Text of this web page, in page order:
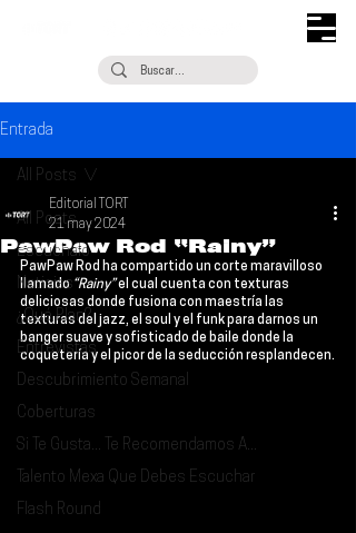
Entrada
All Posts
Escúchalo
Noticias
¿Qué Plan?
Entrevistas
Descubrimiento Semanal
Coberturas
Si Te Gusta... Te Recomendamos A...
Talento Mexa Que Debes Escuchar
Flash Round
All Posts
PawPaw Rod “Rainy”
Editorial TORT
21 may 2024
PawPaw Rod ha compartido un corte maravilloso
llamado “Rainy” el cual cuenta con texturas
deliciosas donde fusiona con maestría las
texturas del jazz, el soul y el funk para darnos un
banger suave y sofisticado de baile donde la
coquetería y el picor de la seducción resplandecen.